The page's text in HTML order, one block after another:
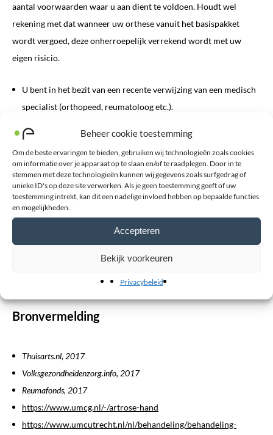
Beheer cookie toestemming
Om de beste ervaringen te bieden, gebruiken wij technologieën zoals cookies
om informatie over je apparaat op te slaan en/of te raadplegen. Door in te
stemmen met deze technologieën kunnen wij gegevens zoals surfgedrag of
unieke ID's op deze site verwerken. Als je geen toestemming geeft of uw
toestemming intrekt, kan dit een nadelige invloed hebben op bepaalde functies
en mogelijkheden.
Accepteren
Bekijk voorkeuren
Privacybeleid
aantal voorwaarden waar u aan dient te voldoen. Houdt wel
rekening met dat wanneer uw orthese vanuit het basispakket
wordt vergoed, deze onherroepelijk verrekend wordt met uw
eigen risicio.
U bent in het bezit van een recente verwijzing van een medisch
specialist (orthopeed, reumatoloog etc.).
(dagelijks, langer dan 6 maanden)
Het product wordt niet gebruikt voor sport
Meer over vergoedingen kunt lezen op onzevergoedingen
webpagina. Mocht u daarnaast willen overleggen of het vergoeden
van een brace mogelijk is kunt u het beste contact opnemen met
ons moeder bedrijfLeuk Orthopedie. Zij hebben contracten met
verschillende zorgverzekeraars en hebben alle kennis over het
Bronvermelding
Thuisarts.nl, 2017
Volksgezondheidenzorg.info, 2017
Reumafonds, 2017
https://www.umcg.nl/-/artrose-hand
https://www.umcutrecht.nl/nl/behandeling/behandeling-